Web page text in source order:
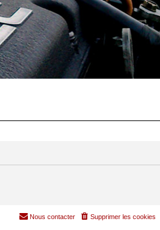
Supprimer les cookies
Nous contacter